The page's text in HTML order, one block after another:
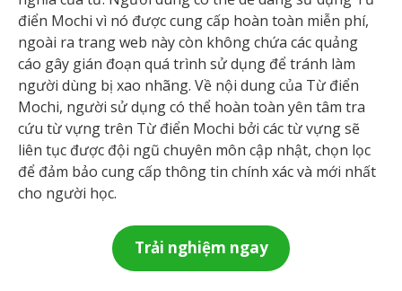
điển Mochi vì nó được cung cấp hoàn toàn miễn phí,
ngoài ra trang web này còn không chứa các quảng
cáo gây gián đoạn quá trình sử dụng để tránh làm
người dùng bị xao nhãng. Về nội dung của Từ điển
Mochi, người sử dụng có thể hoàn toàn yên tâm tra
cứu từ vựng trên Từ điển Mochi bởi các từ vựng sẽ
liên tục được đội ngũ chuyên môn cập nhật, chọn lọc
để đảm bảo cung cấp thông tin chính xác và mới nhất
cho người học.
Trải nghiệm ngay